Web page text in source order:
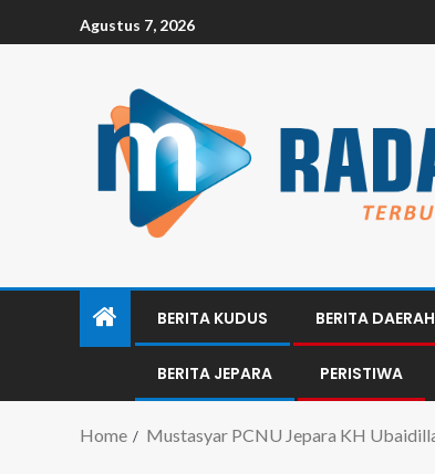
Agustus 7, 2026
BERITA KUDUS BERITA DAERAH
BERITA JEPARA PERISTIWA
Home Mustasyar PCNU Jepara KH